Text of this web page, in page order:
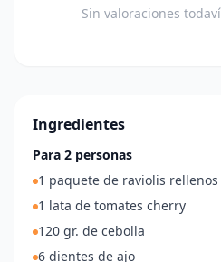
Sin valoraciones
Ingredientes
Para 2 personas
1 paquete de raviolis
1 lata de tomates cherry
120 gr. de cebolla
6 dientes de ajo